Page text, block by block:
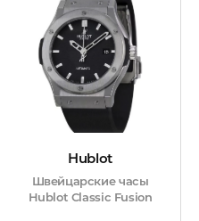
Hublot
Швейцарские часы
Hublot Classic Fusion